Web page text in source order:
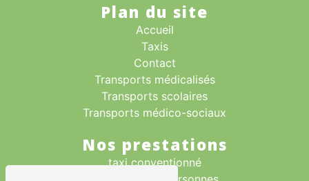
Plan du site
Accueil
Taxis
Contact
Transports médicalisés
Transports scolaires
Transports médico-sociaux
Nos prestations
taxi conventionné